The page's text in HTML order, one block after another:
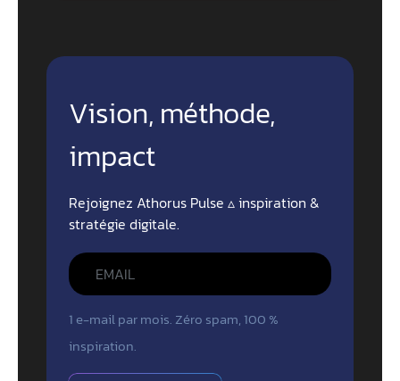
Vision, méthode,
impact
Rejoignez Athorus Pulse ▵ inspiration &
stratégie digitale.
1 e-mail par mois. Zéro spam, 100 %
inspiration.